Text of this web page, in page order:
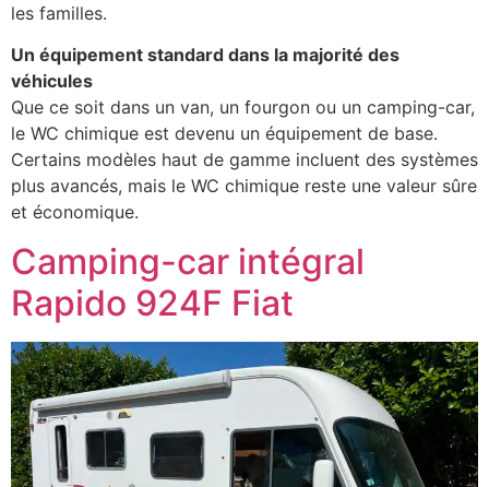
les familles.
Un équipement standard dans la majorité des
véhicules
Que ce soit dans un van, un fourgon ou un camping-car,
le WC chimique est devenu un équipement de base.
Certains modèles haut de gamme incluent des systèmes
plus avancés, mais le WC chimique reste une valeur sûre
et économique.
Camping-car intégral
Rapido 924F Fiat